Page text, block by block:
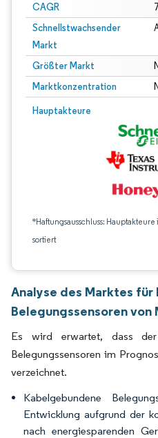
CAGR
Schnellstwachsender
Markt
Größter Markt
Marktkonzentration
Hauptakteure
*Haftungsausschluss:
sortiert
Analyse des Marktes
Belegungssensoren
Es wird erwartet, dass der
Belegungssensoren im
verzeichnet.
Kabelgebundene
Entwicklung aufgrund der
nach energiesparenden